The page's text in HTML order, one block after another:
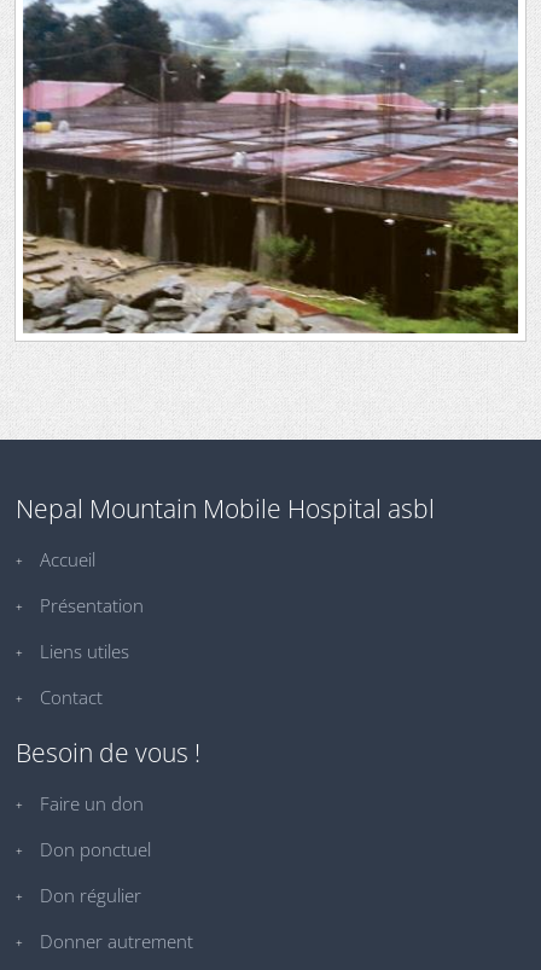
Nepal Mountain Mobile Hospital asbl
Accueil
Présentation
Liens utiles
Contact
Besoin de vous !
Faire un don
Don ponctuel
Don régulier
Donner autrement